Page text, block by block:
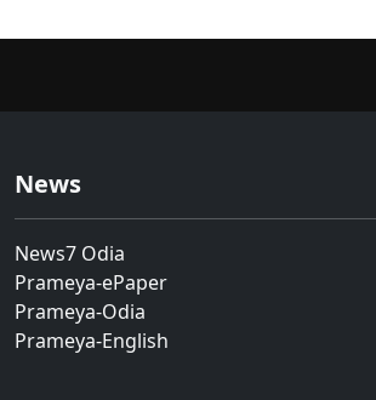
News
News7 Odia
Prameya-ePaper
Prameya-Odia
Prameya-English